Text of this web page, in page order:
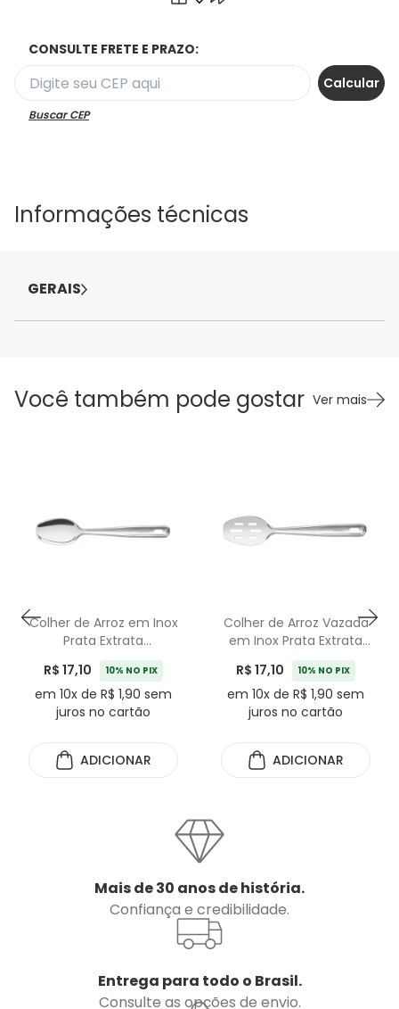
CONSULTE FRETE E PRAZO:
Buscar CEP
Informações técnicas
GERAIS
Você também pode gostar Ver mais
Colher de Arroz em Inox
Prata Extrata
Tramontina - 32cm
R$ 17,10 10% NO PIX
em 10x de R$ 1,90 sem
juros no cartão
ADICIONAR
Colher de Arroz Vazada
em Inox Prata Extrata
Tramontina - 32cm
R$ 17,10 10% NO PIX
em 10x de R$ 1,90 sem
juros no cartão
ADICIONAR
Mais de 30 anos de história.
Confiança e credibilidade.
Entrega para todo o Brasil.
Consulte as opções de envio.